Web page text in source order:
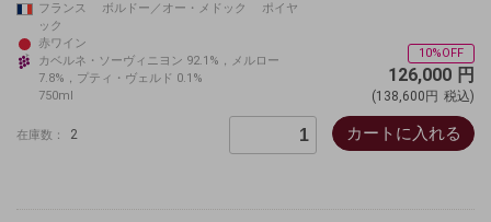
フランス ボルドー／オー・メドック ポイヤ
ック
赤ワイン
カベルネ・ソーヴィニヨン 92.1%，メルロー
7.8%，プティ・ヴェルド 0.1%
750ml
10%OFF
126,000 円
(138,600円 税込)
在庫数： 2 カートに入れる